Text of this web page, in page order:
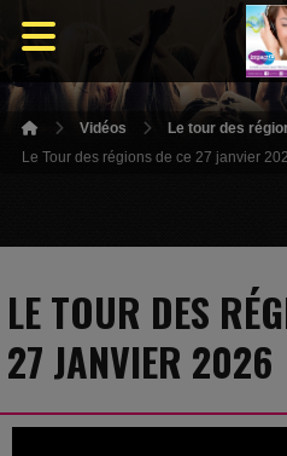
Vidéos
Le tour des
Le Tour des régions de ce 27 janvier
LE TOUR DES
27 JANVIER 2026